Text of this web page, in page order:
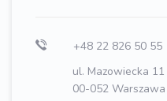
+48 22 826 50 55
ul. Mazowiecka 11
00-052 Warszawa